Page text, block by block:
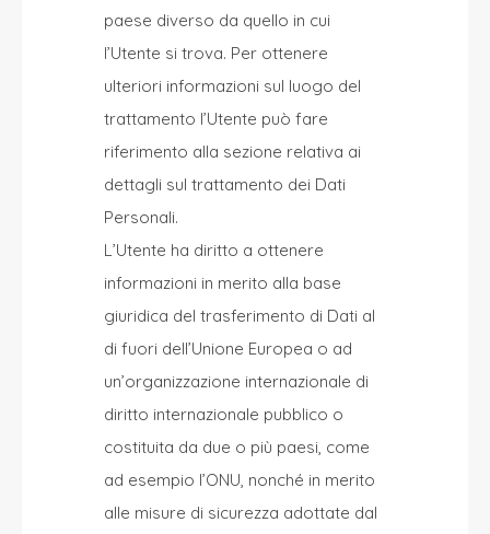
paese diverso da quello in cui
l’Utente si trova. Per ottenere
ulteriori informazioni sul luogo del
trattamento l’Utente può fare
riferimento alla sezione relativa ai
dettagli sul trattamento dei Dati
Personali.
L’Utente ha diritto a ottenere
informazioni in merito alla base
giuridica del trasferimento di Dati al
di fuori dell’Unione Europea o ad
un’organizzazione internazionale di
diritto internazionale pubblico o
costituita da due o più paesi, come
ad esempio l’ONU, nonché in merito
alle misure di sicurezza adottate dal